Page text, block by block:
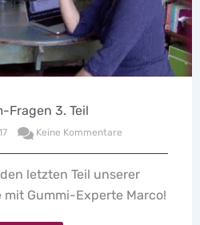
3. Teil
Kommentare
Teil unserer
Experte Marco!